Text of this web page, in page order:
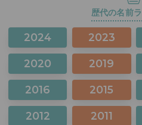
歴代の名前
2024 2023
2020 2019
2016 2015
2012 2011